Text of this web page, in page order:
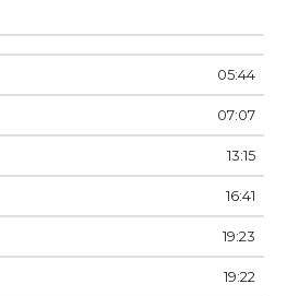
05:44
07:07
13:15
16:41
19:23
19:22